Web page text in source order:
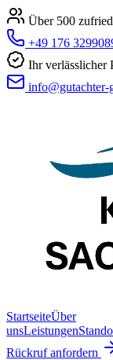
Über 500
+49 176
Ihr verlässlicher
info@gutachter-
StartseiteÜber
unsLeistungen
Rückruf anfordern